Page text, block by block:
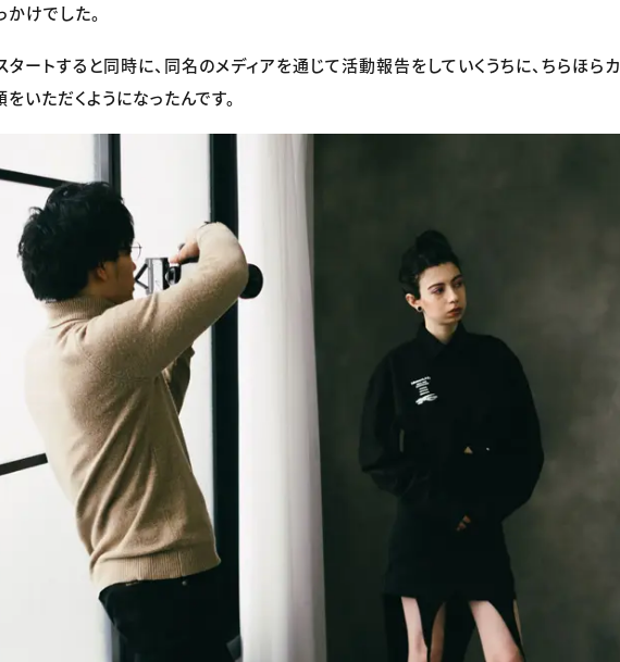
けでした。
タートすると同時に、同名のメディアを通じて活動報告をしていくうちに、ちらほらカ
いただくようになったんです。